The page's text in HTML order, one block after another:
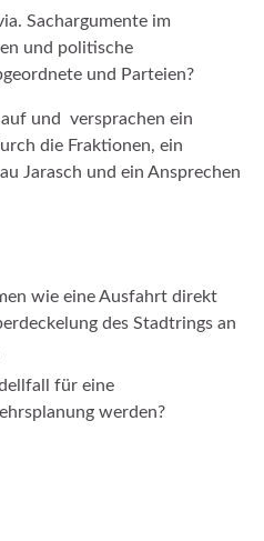
Sachargumente im
und politische
und Parteien?
und versprachen ein
die Fraktionen, ein
Jarasch und ein Ansprechen
wie eine Ausfahrt direkt
des Stadtrings an
für eine
werden?